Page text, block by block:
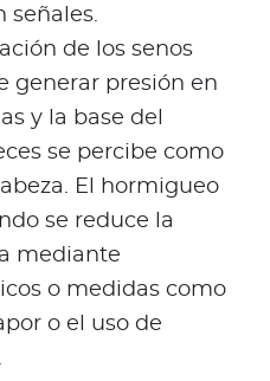
señales.
de los senos
generar presión en
y la base del
se percibe como
El hormigueo
se reduce la
mediante
o medidas como
o el uso de